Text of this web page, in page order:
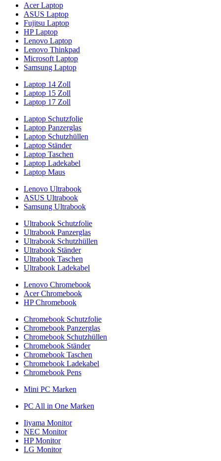
Acer Laptop
ASUS Laptop
Fujitsu Laptop
HP Laptop
Lenovo Laptop
Lenovo Thinkpad
Microsoft Laptop
Samsung Laptop
Laptop 14 Zoll
Laptop 15 Zoll
Laptop 17 Zoll
Laptop Schutzfolie
Laptop Panzerglas
Laptop Schutzhüllen
Laptop Ständer
Laptop Taschen
Laptop Ladekabel
Laptop Maus
Lenovo Ultrabook
ASUS Ultrabook
Samsung Ultrabook
Ultrabook Schutzfolie
Ultrabook Panzerglas
Ultrabook Schutzhüllen
Ultrabook Ständer
Ultrabook Taschen
Ultrabook Ladekabel
Lenovo Chromebook
Acer Chromebook
HP Chromebook
Chromebook Schutzfolie
Chromebook Panzerglas
Chromebook Schutzhüllen
Chromebook Ständer
Chromebook Taschen
Chromebook Ladekabel
Chromebook Pens
Mini PC Marken
PC All in One Marken
Iiyama Monitor
NEC Monitor
HP Monitor
LG Monitor